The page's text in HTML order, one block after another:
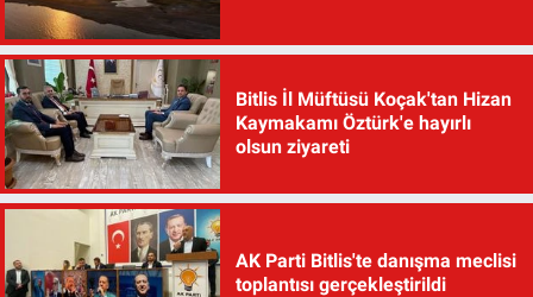
Bitlis İl Müftüsü Koçak'tan Hizan
Kaymakamı Öztürk'e hayırlı
olsun ziyareti
AK Parti Bitlis'te danışma meclisi
toplantısı gerçekleştirildi